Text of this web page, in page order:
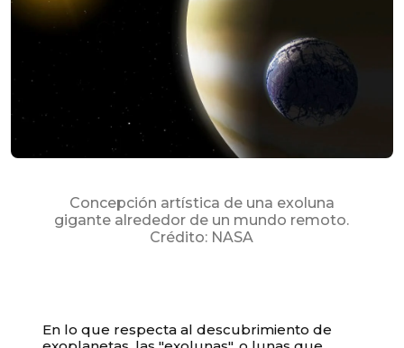
Concepción artística de una exoluna
gigante alrededor de un mundo remoto.
Crédito: NASA
En lo que respecta al descubrimiento de
Su carrito está vacío